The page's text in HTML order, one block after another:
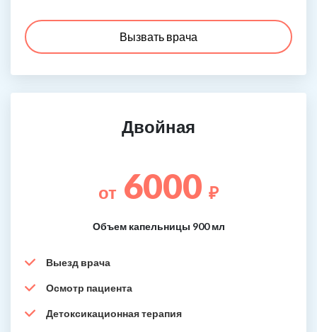
Вызвать врача
Двойная
от 6000 ₽
Объем капельницы 900 мл
Выезд врача
Осмотр пациента
Детоксикационная терапия